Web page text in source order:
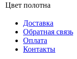
Цвет полотна
Доставка
Обратная связь
Оплата
Контакты